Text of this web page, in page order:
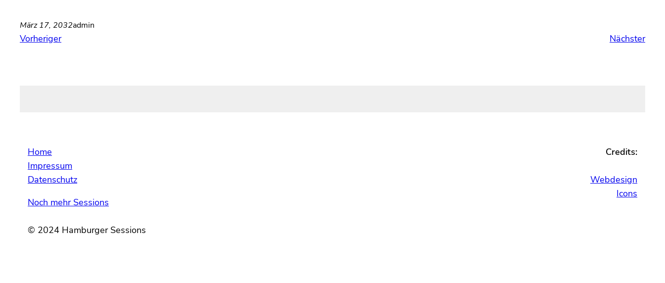
März 17, 2032admin
Vorheriger Nächster
Home
Impressum
Datenschutz
Noch mehr Sessions
© 2024 Hamburger Sessions
Credits:
Webdesign
Icons